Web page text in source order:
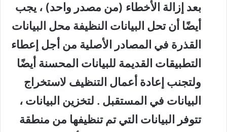
بعد إزالة الأخطاء (من مصدر واحد) ، يجب
أيضًا أن تحل البيانات النظيفة محل البيانات
القذرة في المصادر الأصلية من أجل إعطاء
التطبيقات القديمة للبيانات المحسنة أيضًا
ولتجنب إعادة أعمال التنظيف لاستخراج
البيانات في المستقبل . لتخزين البيانات ،
تتوفر البيانات التي تم تنظيفها من منطقة